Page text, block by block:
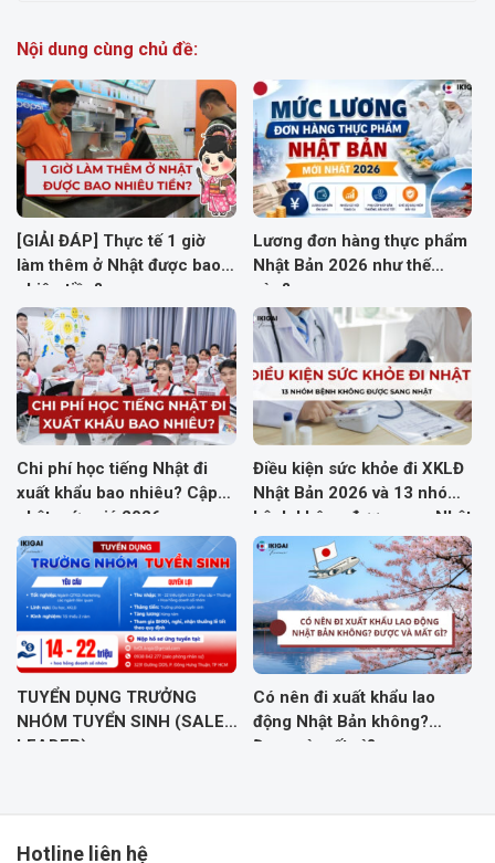
Nội dung cùng chủ đề:
[GIẢI ĐÁP] Thực tế 1 giờ
làm thêm ở Nhật được bao
nhiêu tiền?
Lương đơn hàng thực phẩm
Nhật Bản 2026 như thế
nào?
Chi phí học tiếng Nhật đi
xuất khẩu bao nhiêu? Cập
nhật mức giá 2026
Điều kiện sức khỏe đi XKLĐ
Nhật Bản 2026 và 13 nhóm
bệnh không được sang Nhật
TUYỂN DỤNG TRƯỞNG
NHÓM TUYỂN SINH (SALES
LEADER)
Có nên đi xuất khẩu lao
động Nhật Bản không?
Được và mất gì?
Hotline liên hệ